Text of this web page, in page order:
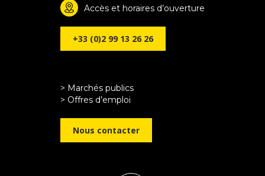
Accès et horaires d’ouverture
+33 (0)2 99 13 26 26
> Marchés publics
> Offres d’emploi
Nous contacter